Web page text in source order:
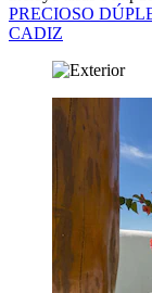
PRECIOSO
CADIZ